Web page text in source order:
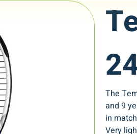
The
and 9
in
Very